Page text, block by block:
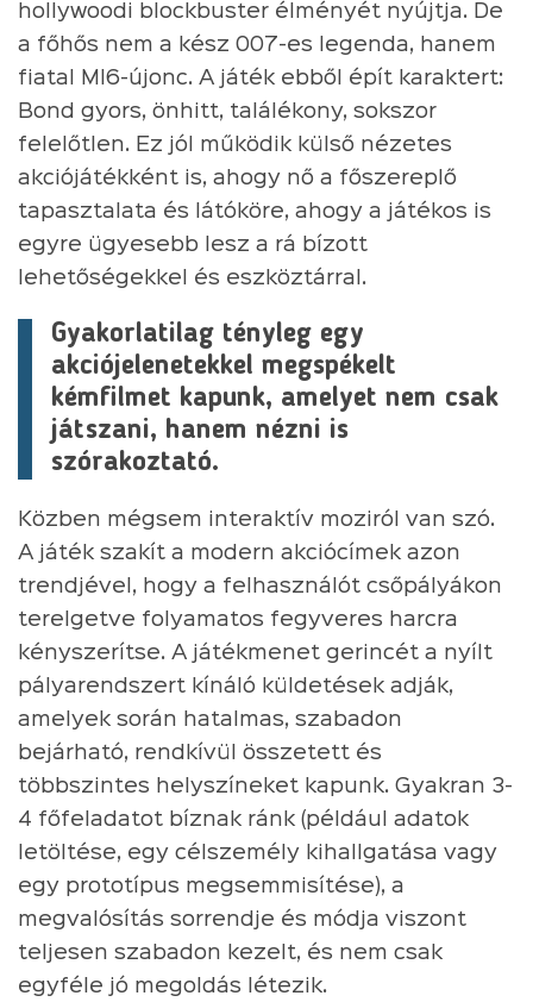
hollywoodi blockbuster élményét nyújtja. De
a főhős nem a kész 007-es legenda, hanem
fiatal MI6-újonc. A játék ebből épít karaktert:
Bond gyors, önhitt, találékony, sokszor
felelőtlen. Ez jól működik külső nézetes
akciójátékként is, ahogy nő a főszereplő
tapasztalata és látóköre, ahogy a játékos is
egyre ügyesebb lesz a rá bízott
lehetőségekkel és eszköztárral.
Gyakorlatilag tényleg egy
akciójelenetekkel megspékelt
kémfilmet kapunk, amelyet nem csak
játszani, hanem nézni is
szórakoztató.
Közben mégsem interaktív moziról van szó.
A játék szakít a modern akciócímek azon
trendjével, hogy a felhasználót csőpályákon
terelgetve folyamatos fegyveres harcra
kényszerítse. A játékmenet gerincét a nyílt
pályarendszert kínáló küldetések adják,
amelyek során hatalmas, szabadon
bejárható, rendkívül összetett és
többszintes helyszíneket kapunk. Gyakran 3-
4 főfeladatot bíznak ránk (például adatok
letöltése, egy célszemély kihallgatása vagy
egy prototípus megsemmisítése), a
megvalósítás sorrendje és módja viszont
teljesen szabadon kezelt, és nem csak
egyféle jó megoldás létezik.